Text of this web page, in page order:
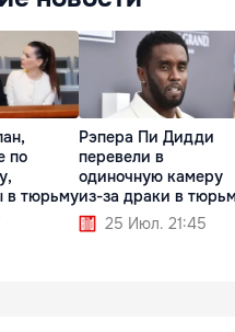
по
в тюрьму
Рэпера Пи Дидди
перевели в
одиночную камеру
из-за драки в
25 Июл. 21:45